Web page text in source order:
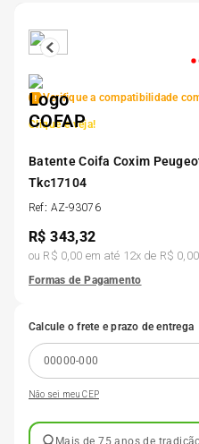
Verifique a compatibilidade
Clique e veja!
Batente Coifa Coxim
Tkc17104
Ref: AZ-93076
R$343,32
ou R$ 0,00 em até 12x de R$ 0,00
Formas de Pagamento
Calcule o frete e prazo de entrega
Não sei meu CEP
Mais de 75 anos de
5º
7
8º 195 55r15
9º 175 65 14